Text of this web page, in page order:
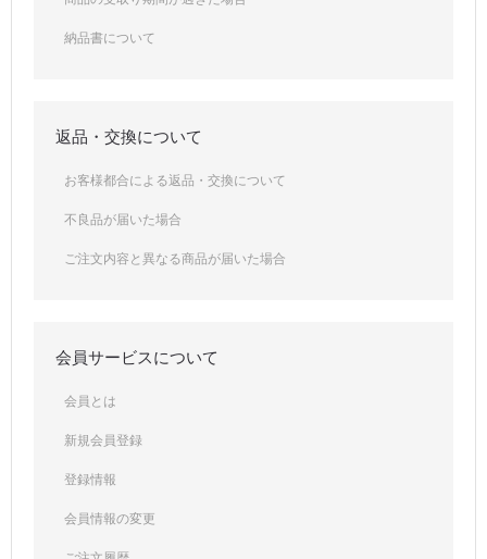
納品書について
返品・交換について
お客様都合による返品・交換について
不良品が届いた場合
ご注文内容と異なる商品が届いた場合
会員サービスについて
会員とは
新規会員登録
登録情報
会員情報の変更